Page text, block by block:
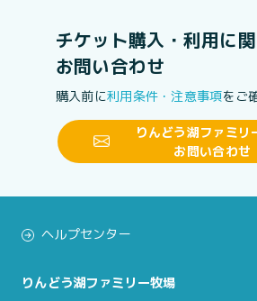
チケット購入・利用に
お問い合わせ
購入前に利用条件・注意事項をご
りんどう湖ファミリ
お問い合わせ
ヘルプセンター
りんどう湖ファミリー牧場